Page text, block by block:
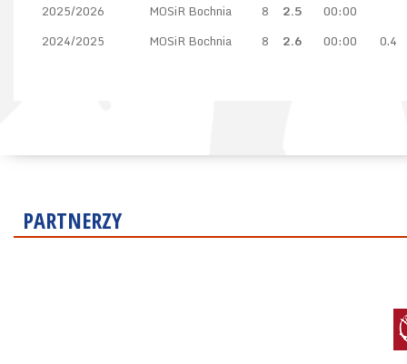
2025/2026 MOSiR Bochnia 8 2.5
00:00
2024/2025
MOSiR Bochnia 8 2.6 00:00 0.4
PARTNERZY